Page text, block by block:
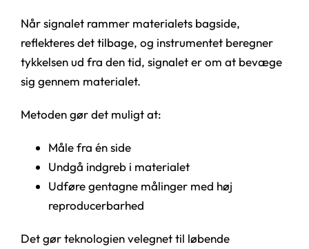
Når signalet rammer materialets bagside,
reflekteres det tilbage, og instrumentet beregner
tykkelsen ud fra den tid, signalet er om at bevæge
sig gennem materialet.
Metoden gør det muligt at:
Måle fra én side
Undgå indgreb i materialet
Udføre gentagne målinger med høj
reproducerbarhed
Det gør teknologien velegnet til løbende